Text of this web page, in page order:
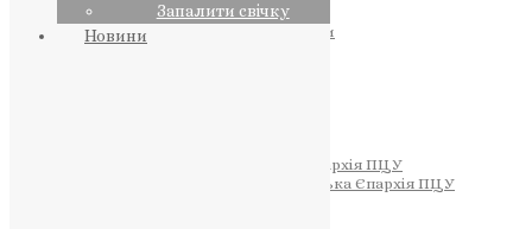
ПРЕДСТОЯТЕЛЬ
Православна Церква України
Тернопільсько-Бучацька Єпархія ПЦУ
Тернопільсько-Теребовлянська Єпархія ПЦУ
Запалити свічку
Новини